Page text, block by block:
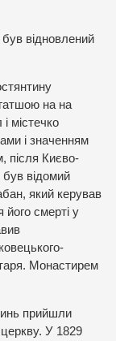
відновлений
на на
містечко
і значенням
після Києво-
відомий
який керував
його смерті у
Монастирем
прийшли
церкву. У 1829